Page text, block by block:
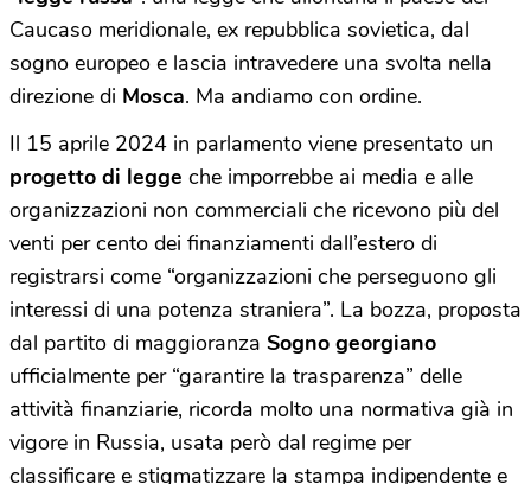
Caucaso meridionale, ex repubblica sovietica, dal
sogno europeo e lascia intravedere una svolta nella
direzione di Mosca. Ma andiamo con ordine.
Il 15 aprile 2024 in parlamento viene presentato un
progetto di legge che imporrebbe ai media e alle
organizzazioni non commerciali che ricevono più del
venti per cento dei finanziamenti dall’estero di
registrarsi come “organizzazioni che perseguono gli
interessi di una potenza straniera”. La bozza, proposta
dal partito di maggioranza Sogno georgiano
ufficialmente per “garantire la trasparenza” delle
attività finanziarie, ricorda molto una normativa già in
vigore in Russia, usata però dal regime per
classificare e stigmatizzare la stampa indipendente e